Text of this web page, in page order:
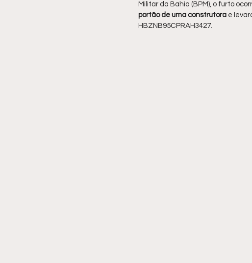
Militar da Bahia (BPM), o furto
portão de uma construtora e
HBZNB95CPRAH3427.